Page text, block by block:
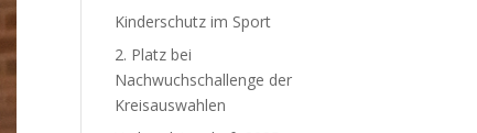
Kinderschutz im Sport
2. Platz bei
Nachwuchschallenge der
Kreisauswahlen